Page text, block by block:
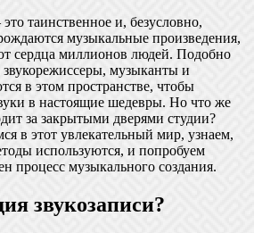
таинственное и, безусловно,
музыкальные произведения,
сердца миллионов людей. Подобно
музыканты и
в этом пространстве, чтобы
в настоящие шедевры. Но что же
за закрытыми дверями студии?
в этот увлекательный мир, узнаем,
используются, и попробуем
процесс музыкального создания.
звукозаписи?